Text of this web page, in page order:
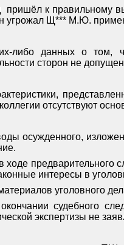
пришёл к правильному
угрожал Щ*** М.Ю.
либо данных о том,
сторон не
отсутствуют
осужденного,
ходе предварительного
интересы в
уголовного
судебного
экспертизы не